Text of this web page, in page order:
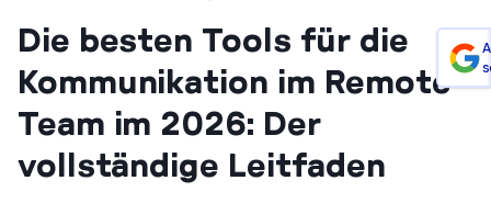
Die besten Tools für die
Kommunikation im Remote-
Team im 2026: Der
vollständige Leitfaden